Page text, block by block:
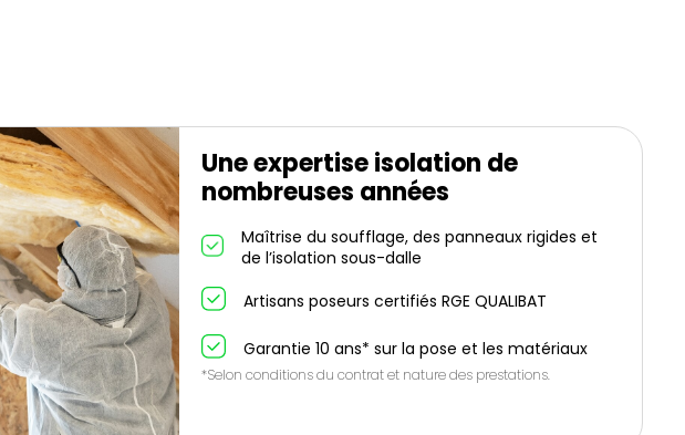
Une expertise isolation de
nombreuses années
Maîtrise du soufflage, des panneaux rigides et
de l’isolation sous-dalle
Artisans poseurs certifiés RGE QUALIBAT
Garantie 10 ans* sur la pose et les matériaux
*Selon conditions du contrat et nature des prestations.